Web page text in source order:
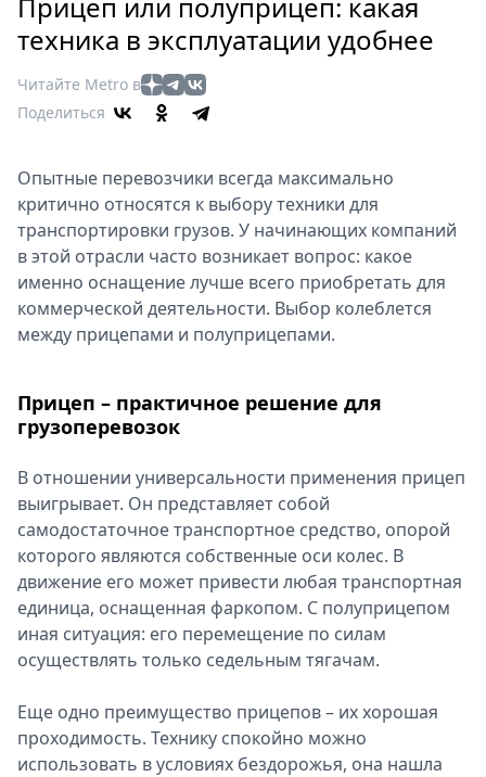
Россия
Здоровье
Еда
Мода
Театр
Кино
Афиша
Книги
Выставки
релизы
О
Стримы
Спецпроекты
Звезды
Выборы
2026
Скачай
Metro
техника в эксплуатации удобнее
Читайте Metro в
Поделиться
Опытные перевозчики всегда максимально
критично относятся к выбору техники для
транспортировки грузов. У начинающих компаний
в этой отрасли часто возникает вопрос: какое
именно оснащение лучше всего приобретать для
коммерческой деятельности. Выбор колеблется
между прицепами и полуприцепами.
Прицеп – практичное решение для
грузоперевозок
В отношении универсальности применения прицеп
выигрывает. Он представляет собой
самодостаточное транспортное средство, опорой
которого являются собственные оси колес. В
движение его может привести любая транспортная
единица, оснащенная фаркопом. С полуприцепом
иная ситуация: его перемещение по силам
осуществлять только седельным тягачам.
Еще одно преимущество прицепов – их хорошая
проходимость. Технику спокойно можно
использовать в условиях бездорожья, она нашла